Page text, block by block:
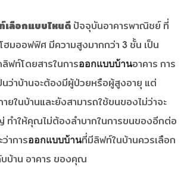
ลือกแบบไหนดี ปัจจุบันอาคารพาณิชย์ ที่
ฮมออฟฟิศ มีความสูงมากกว่า 3 ชั้น เป็น
ฟท์โดยสารในการออกแบบบ้านอาคาร การ
นว่าบ้านจะต้องมีผู้ป่วยหรือผู้สูงอายุ แต่
ยในบ้านและยังสามารถใช้ขนของไม่ว่าจะ
ทำให้คุณไม่ต้องลำบากในการขนของอีกต่อ
าการออกแบบบ้านที่มีลิฟท์ในบ้านควรเลือก
บบ้าน อาคาร ของคุณ